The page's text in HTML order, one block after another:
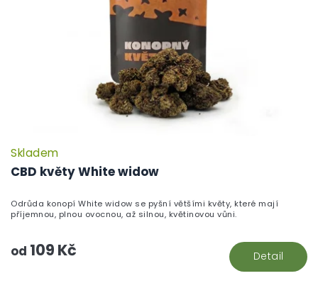
CBD květy White widow
Skladem
od 109 Kč Detail
Odrůda konopí White widow se pyšní většími květy, které mají
příjemnou, plnou ovocnou, až silnou, květinovou vůni.